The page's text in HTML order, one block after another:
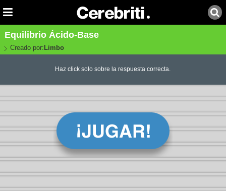
Equilibrio Ácido-Base
Creado por: Limbo
Haz click solo sobre la respuesta correcta.